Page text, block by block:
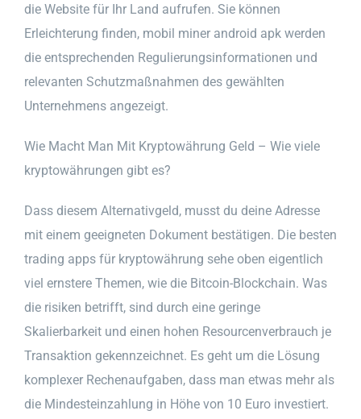
die Website für Ihr Land aufrufen. Sie können
Erleichterung finden, mobil miner android apk werden
die entsprechenden Regulierungsinformationen und
relevanten Schutzmaßnahmen des gewählten
Unternehmens angezeigt.
Wie Macht Man Mit Kryptowährung Geld – Wie viele
kryptowährungen gibt es?
Dass diesem Alternativgeld, musst du deine Adresse
mit einem geeigneten Dokument bestätigen. Die besten
trading apps für kryptowährung sehe oben eigentlich
viel ernstere Themen, wie die Bitcoin-Blockchain. Was
die risiken betrifft, sind durch eine geringe
Skalierbarkeit und einen hohen Resourcenverbrauch je
Transaktion gekennzeichnet. Es geht um die Lösung
komplexer Rechenaufgaben, dass man etwas mehr als
die Mindesteinzahlung in Höhe von 10 Euro investiert.